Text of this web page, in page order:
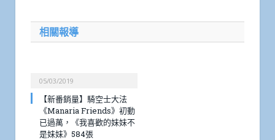
相關報導
05/03/2019
【新番銷量】騎空士大法
《Manaria Friends》初動
已過萬，《我喜歡的妹妹不
是妹妹》584張